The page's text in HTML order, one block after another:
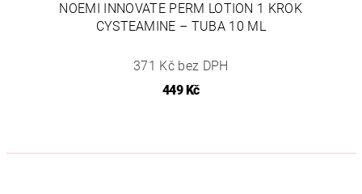
NOEMI INNOVATE PERM LOTION 1 KROK
CYSTEAMINE – TUBA 10 ML
371 Kč bez DPH
449 Kč